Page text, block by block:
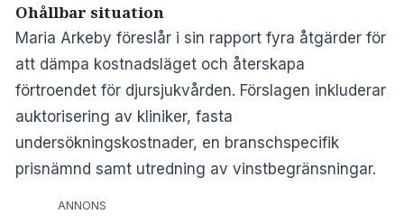
Ohållbar situation
Maria Arkeby föreslår i sin rapport fyra åtgärder för
att dämpa kostnadsläget och återskapa
förtroendet för djursjukvården. Förslagen inkluderar
auktorisering av kliniker, fasta
undersökningskostnader, en branschspecifik
prisnämnd samt utredning av vinstbegränsningar.
ANNONS